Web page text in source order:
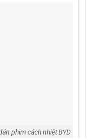
phim cách nhiệt BYD